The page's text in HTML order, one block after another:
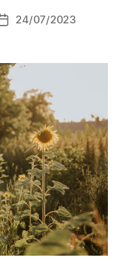
24/07/2023